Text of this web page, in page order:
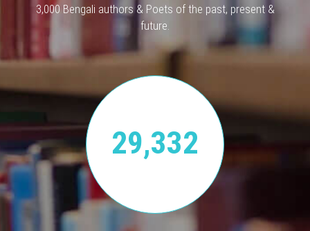
3,000 Bengali authors & Poets of the past, present &
future.
29,332